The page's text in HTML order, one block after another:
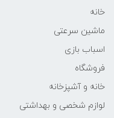
خانه
ماشین سرعتی
اسباب بازی
فروشگاه
خانه و آشپزخانه
لوازم شخصی و بهداشتی